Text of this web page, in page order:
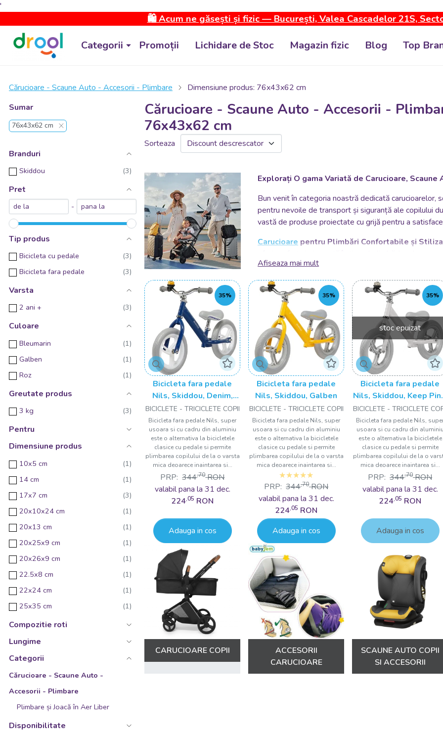
'
🛍️ Acum ne găsești și fizic — București, Valea Cascadelor 21S,
Categorii Promoții Lichidare de Stoc Magazin fizic Blog Top
Cărucioare - Scaune Auto - Accesorii - Plimbare
Dimensiune produs: 76x43x62 cm
Sumar
76x43x62 cm
Branduri
Skiddou
Pret
-
Tip produs
Bicicleta cu pedale
Bicicleta fara pedale
Varsta
2 ani +
Culoare
Bleumarin
Galben
Roz
Greutate produs
3 kg
Pentru
Dimensiune produs
10x5 cm
14 cm
17x7 cm
20x10x24 cm
20x13 cm
20x25x9 cm
20x26x9 cm
22.5x8 cm
22x24 cm
25x35 cm
25x47x34 cm
28x68 cm
32x54x35 cm
37x27 cm
Compozitie roti
Lungime
Categorii
Cărucioare - Scaune Auto -
Accesorii - Plimbare
Plimbare și Joacă în Aer Liber
Disponibilitate
Cărucioare - Scaune Auto - Accesorii -
76x43x62 cm
Sorteaza
Explorați O gama Variată de Carucioare,
Bun venit în categoria noastră dedicată
pentru nevoile de transport și siguranță ale copilului
vastă de produse proiectate cu grijă pentru a
Carucioare pentru Plimbări Confortabile și
pentru oraș, până la modele all-terrain pentru
design minimalist sau a unor culori vesele, suntem
dumneavoastră.
Scaune AUTO- Protecție Sigură pe Drumuri
este rațiunea din spatele selecției noastre riguroase
de ultimă oră, scaunele noastre auto sunt proiectate
Indiferent dacă aveți nevoie de un scaun auto pentru
suntem aici să vă ajutăm să faceți alegerea potrivită.
Triciclete- O Modalitate Amuzantă de Explorare
selecție captivantă de triciclete. Acestea nu sunt doar
și instrumente excelente pentru dezvoltarea
caracteristici variate precum mânere reglabile și
pentru a transforma fiecare plimbare într-o aventură
Indiferent dacă sunteți părinte pentru prima dată sau
suntem aici pentru a vă ghida prin experiența de
ofere sfaturi și asistență pentru a vă asigura că
dumneavoastră.
Explorați acum colecția noastră diversă
transformați fiecare moment într-o
dumneavoastră!
Afiseaza mai mult
35%
Bicicleta fara pedale
Nils, Skiddou, Denim,
Bleumarin
BICICLETE - TRICICLETE COPII
Bicicleta fara pedale Nils, super
usoara si cu cadru din aluminiu
este o alternativa la bicicletele
clasice cu pedale si permite
plimbarea copilului de la o varsta
mica deoarece inaintarea si...
PRP: 344,70 RON
valabil pana la 31 dec.
224,05 RON
Adauga in cos
35%
Bicicleta fara pedale
Nils, Skiddou, Galben
BICICLETE - TRICICLETE COPII
Bicicleta fara pedale Nils, super
usoara si cu cadru din aluminiu
este o alternativa la bicicletele
clasice cu pedale si permite
plimbarea copilului de la o varsta
mica deoarece inaintarea si...
PRP: 344,70 RON
valabil pana la 31 dec.
224,05 RON
Adauga in cos
stoc epuizat
35%
Bicicleta fara pedale
Nils, Skiddou, Keep
Roz
BICICLETE - TRICICLETE
Bicicleta fara pedale Nils,
usoara si cu cadru din aluminiu
este o alternativa la bicicletele
clasice cu pedale si permite
plimbarea copilului de la o
mica deoarece inaintarea si...
PRP: 344,70 RON
valabil pana la 31 dec.
224,05 RON
Adauga in cos
CARUCIOARE COPII
ACCESORII
CARUCIOARE
SCAUNE AUTO COPII
SI ACCESORII